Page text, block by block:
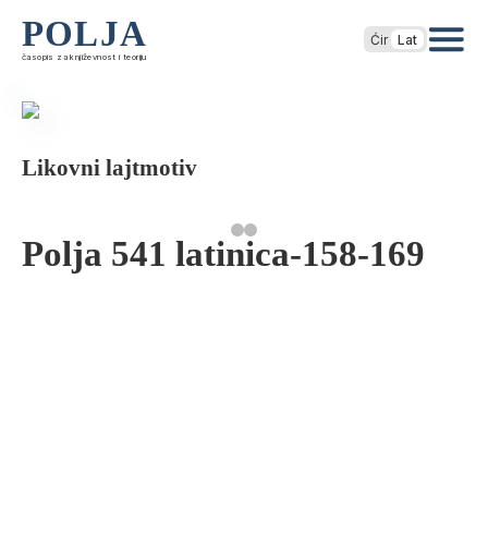
POLJA
časopis za književnost i teoriju
Ćir Lat
Likovni lajtmotiv
Polja 541 latinica-158-169